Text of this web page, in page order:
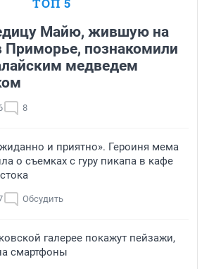
Майю, жившую на
Приморье, познакомили
медведем
8
и приятно». Героиня мема
о съемках с гуру пикапа в кафе
Обсудить
галерее покажут пейзажи,
смартфоны